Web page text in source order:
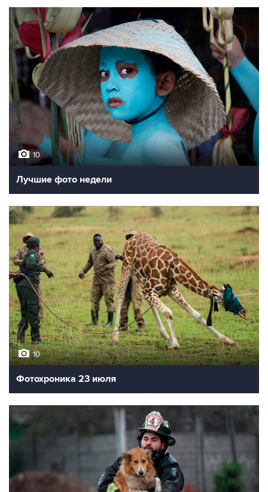
10
Лучшие фото недели
10
Фотохроника 23 июля